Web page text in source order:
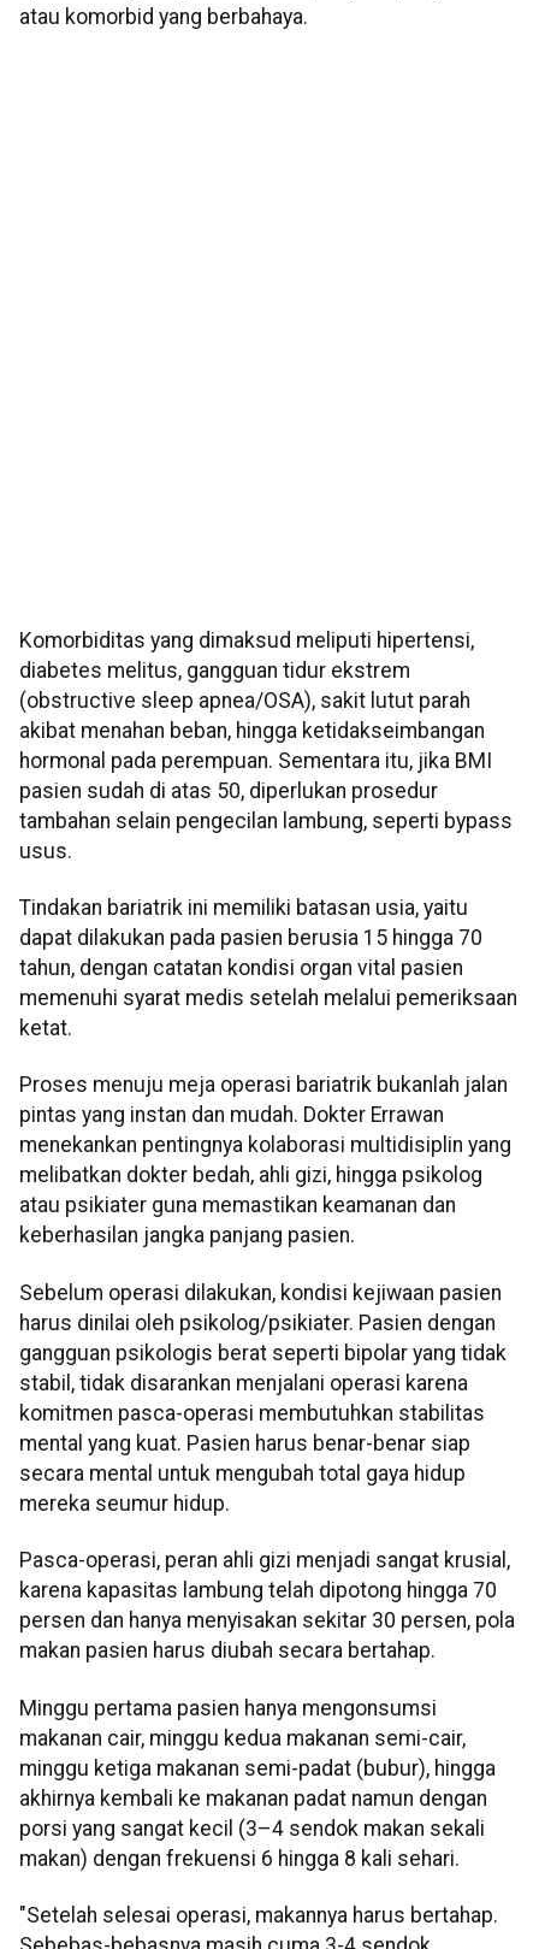
atau komorbid yang berbahaya.
Komorbiditas yang dimaksud meliputi hipertensi,
diabetes melitus, gangguan tidur ekstrem
(obstructive sleep apnea/OSA), sakit lutut parah
akibat menahan beban, hingga ketidakseimbangan
hormonal pada perempuan. Sementara itu, jika BMI
pasien sudah di atas 50, diperlukan prosedur
tambahan selain pengecilan lambung, seperti bypass
usus.
Tindakan bariatrik ini memiliki batasan usia, yaitu
dapat dilakukan pada pasien berusia 15 hingga 70
tahun, dengan catatan kondisi organ vital pasien
memenuhi syarat medis setelah melalui pemeriksaan
ketat.
Proses menuju meja operasi bariatrik bukanlah jalan
pintas yang instan dan mudah. Dokter Errawan
menekankan pentingnya kolaborasi multidisiplin yang
melibatkan dokter bedah, ahli gizi, hingga psikolog
atau psikiater guna memastikan keamanan dan
keberhasilan jangka panjang pasien.
Sebelum operasi dilakukan, kondisi kejiwaan pasien
harus dinilai oleh psikolog/psikiater. Pasien dengan
gangguan psikologis berat seperti bipolar yang tidak
stabil, tidak disarankan menjalani operasi karena
komitmen pasca-operasi membutuhkan stabilitas
mental yang kuat. Pasien harus benar-benar siap
secara mental untuk mengubah total gaya hidup
mereka seumur hidup.
Pasca-operasi, peran ahli gizi menjadi sangat krusial,
karena kapasitas lambung telah dipotong hingga 70
persen dan hanya menyisakan sekitar 30 persen, pola
makan pasien harus diubah secara bertahap.
Minggu pertama pasien hanya mengonsumsi
makanan cair, minggu kedua makanan semi-cair,
minggu ketiga makanan semi-padat (bubur), hingga
akhirnya kembali ke makanan padat namun dengan
porsi yang sangat kecil (3–4 sendok makan sekali
makan) dengan frekuensi 6 hingga 8 kali sehari.
"Setelah selesai operasi, makannya harus bertahap.